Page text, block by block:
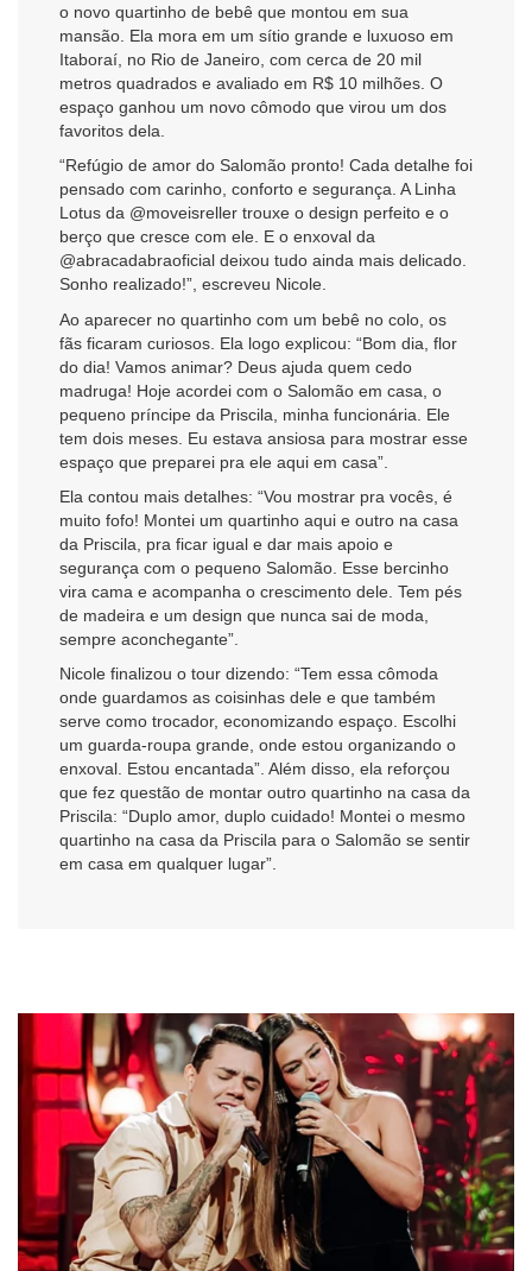
o novo quartinho de bebê que montou em sua
mansão. Ela mora em um sítio grande e luxuoso em
Itaboraí, no Rio de Janeiro, com cerca de 20 mil
metros quadrados e avaliado em R$ 10 milhões. O
espaço ganhou um novo cômodo que virou um dos
favoritos dela.
“Refúgio de amor do Salomão pronto! Cada detalhe foi
pensado com carinho, conforto e segurança. A Linha
Lotus da @moveisreller trouxe o design perfeito e o
berço que cresce com ele. E o enxoval da
@abracadabraoficial deixou tudo ainda mais delicado.
Sonho realizado!”, escreveu Nicole.
Ao aparecer no quartinho com um bebê no colo, os
fãs ficaram curiosos. Ela logo explicou: “Bom dia, flor
do dia! Vamos animar? Deus ajuda quem cedo
madruga! Hoje acordei com o Salomão em casa, o
pequeno príncipe da Priscila, minha funcionária. Ele
tem dois meses. Eu estava ansiosa para mostrar esse
espaço que preparei pra ele aqui em casa”.
Ela contou mais detalhes: “Vou mostrar pra vocês, é
muito fofo! Montei um quartinho aqui e outro na casa
da Priscila, pra ficar igual e dar mais apoio e
segurança com o pequeno Salomão. Esse bercinho
vira cama e acompanha o crescimento dele. Tem pés
de madeira e um design que nunca sai de moda,
sempre aconchegante”.
Nicole finalizou o tour dizendo: “Tem essa cômoda
onde guardamos as coisinhas dele e que também
serve como trocador, economizando espaço. Escolhi
um guarda-roupa grande, onde estou organizando o
enxoval. Estou encantada”. Além disso, ela reforçou
que fez questão de montar outro quartinho na casa da
Priscila: “Duplo amor, duplo cuidado! Montei o mesmo
quartinho na casa da Priscila para o Salomão se sentir
em casa em qualquer lugar”.